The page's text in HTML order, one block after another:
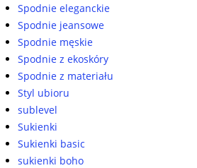
Spodnie eleganckie
Spodnie jeansowe
Spodnie męskie
Spodnie z ekoskóry
Spodnie z materiału
Styl ubioru
sublevel
Sukienki
Sukienki basic
sukienki boho